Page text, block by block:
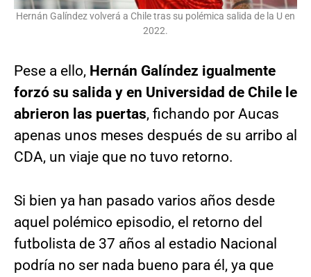
Hernán Galíndez volverá a Chile tras su polémica salida de la U en
2022.
Pese a ello, Hernán Galíndez igualmente
forzó su salida y en Universidad de Chile le
abrieron las puertas, fichando por Aucas
apenas unos meses después de su arribo al
CDA, un viaje que no tuvo retorno.
Si bien ya han pasado varios años desde
aquel polémico episodio, el retorno del
futbolista de 37 años al estadio Nacional
podría no ser nada bueno para él, ya que